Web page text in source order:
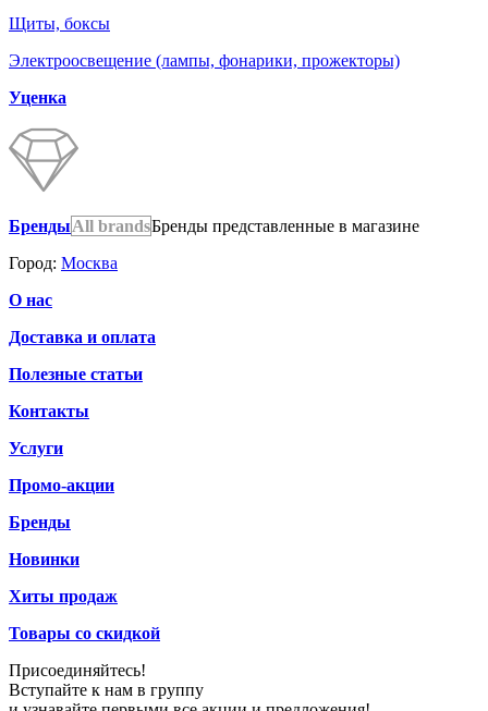
Щиты, боксы
Электроосвещение (лампы, фонарики, прожекторы)
Уценка
БрендыAll brandsБренды представленные в магазине
Город: Москва
О нас
Доставка и оплата
Полезные статьи
Контакты
Услуги
Промо-акции
Бренды
Новинки
Хиты продаж
Товары со скидкой
Присоединяйтесь!
Вступайте к нам в группу